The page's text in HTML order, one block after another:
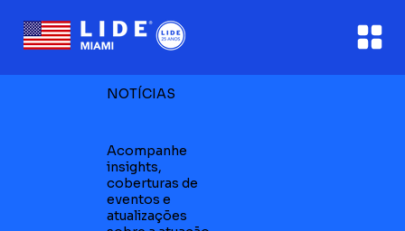
NOTÍCIAS
Acompanhe
insights,
coberturas de
eventos e
atualizações